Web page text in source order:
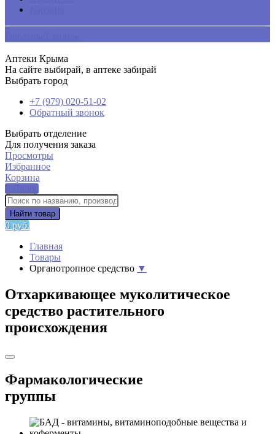
Аптеки Крыма
На сайте выбирай, в аптеке забирай
Выбрать город
+7 (979) 020-51-02
Обратный звонок
Выбрать отделение
Для получения заказа
Просмотры
Избранное
Корзина
Найти товар
0 руб.
Главная
Товары
Органотропное средство ▼
Отхаркивающее муколитическое
средство растительного
происхождения
Фармакологические
группы